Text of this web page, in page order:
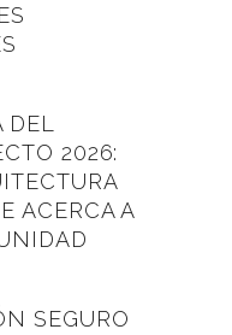
2026:
ACERCA A
SEGURO